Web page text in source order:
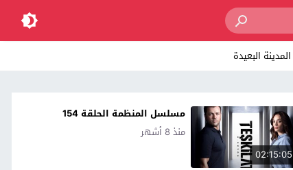
المدينة البعيدة
02:15:05
مسلسل المنظمة الحلقة 154
منذ 8 أشهر